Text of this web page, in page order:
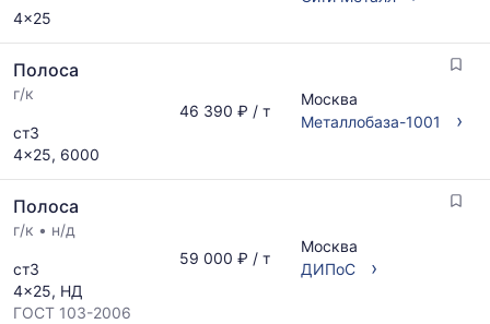
последний
рассчитывается
по
предложениям
и
обновляется
по
мере
прайс-
листов.
поставщиков
по
запросу
4x25
Полоса
г/к
ст3
4x25, 6000
46 390 ₽ / т
Москва
Металлобаза-1001
›
Полоса
г/к • н/д
ст3
4x25, НД
ГОСТ 103-2006
59 000 ₽ / т
Москва
ДИПоС
›